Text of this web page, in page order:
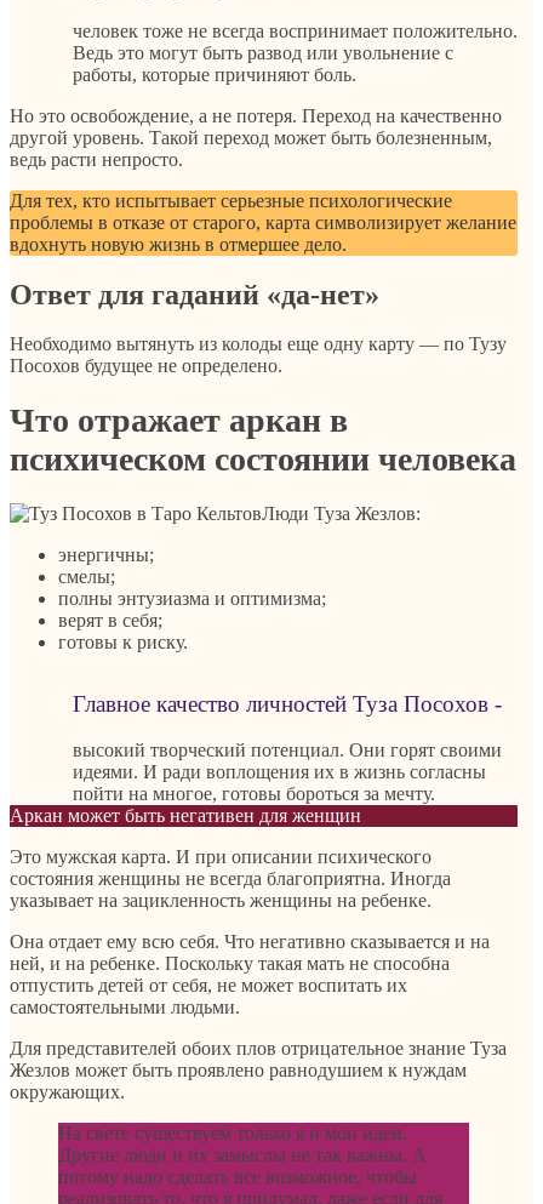
человек тоже не всегда воспринимает положительно.
Ведь это могут быть развод или увольнение с
работы, которые причиняют боль.
Но это освобождение, а не потеря. Переход на качественно
другой уровень. Такой переход может быть болезненным,
ведь расти непросто.
Для тех, кто испытывает серьезные психологические
проблемы в отказе от старого, карта символизирует желание
вдохнуть новую жизнь в отмершее дело.
Ответ для гаданий «да-нет»
Необходимо вытянуть из колоды еще одну карту — по Тузу
Посохов будущее не определено.
Что отражает аркан в
психическом состоянии человека
Люди Туза Жезлов:
энергичны;
смелы;
полны энтузиазма и оптимизма;
верят в себя;
готовы к риску.
Главное качество личностей Туза Посохов -
высокий творческий потенциал. Они горят своими
идеями. И ради воплощения их в жизнь согласны
пойти на многое, готовы бороться за мечту.
Аркан может быть негативен для женщин
Это мужская карта. И при описании психического
состояния женщины не всегда благоприятна. Иногда
указывает на зацикленность женщины на ребенке.
Она отдает ему всю себя. Что негативно сказывается и на
ней, и на ребенке. Поскольку такая мать не способна
отпустить детей от себя, не может воспитать их
самостоятельными людьми.
Для представителей обоих плов отрицательное знание Туза
Жезлов может быть проявлено равнодушием к нуждам
окружающих.
На свете существуем только я и мои идеи.
Другие люди и их замыслы не так важны. А
потому надо сделать все возможное, чтобы
реализовать то, что я придумал, даже если для